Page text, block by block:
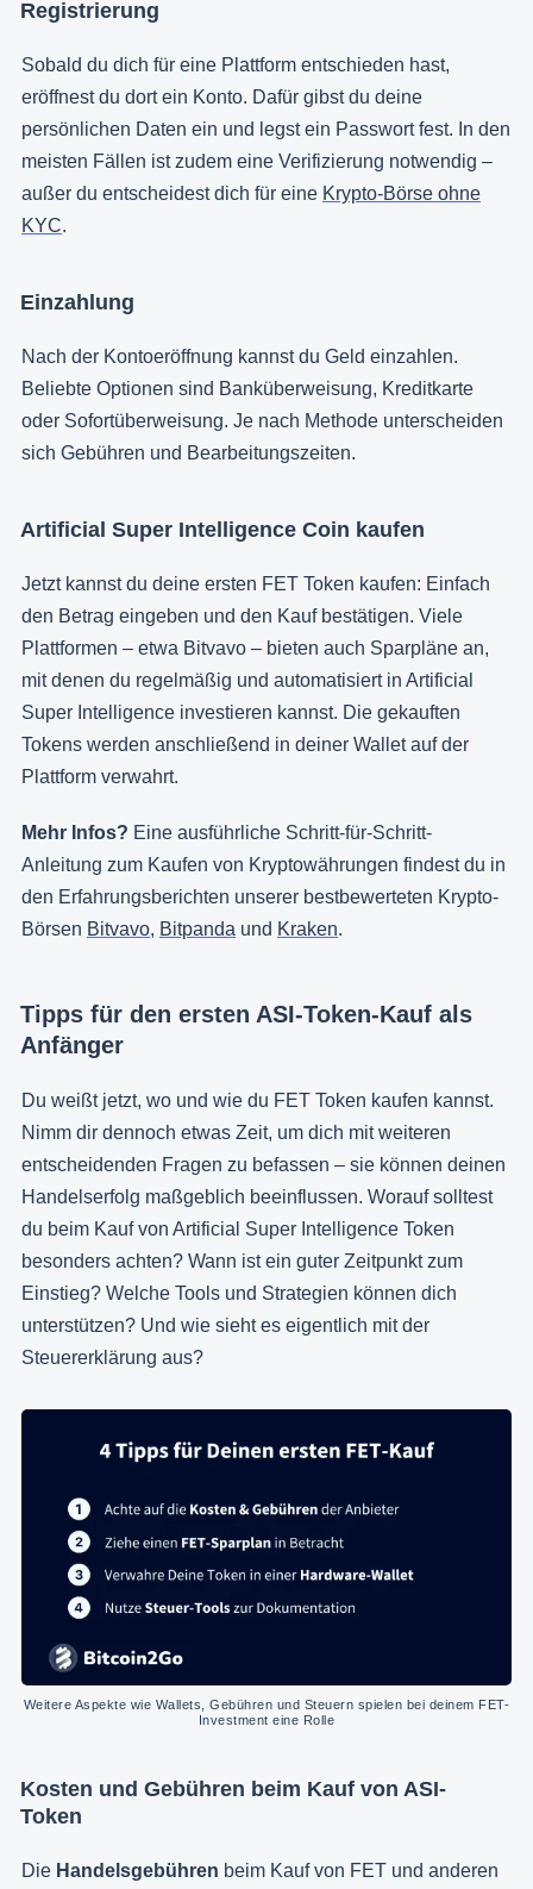
Registrierung
Sobald du dich für eine Plattform entschieden hast,
eröffnest du dort ein Konto. Dafür gibst du deine
persönlichen Daten ein und legst ein Passwort fest. In den
meisten Fällen ist zudem eine Verifizierung notwendig –
außer du entscheidest dich für eine Krypto-Börse ohne
KYC.
Einzahlung
Nach der Kontoeröffnung kannst du Geld einzahlen.
Beliebte Optionen sind Banküberweisung, Kreditkarte
oder Sofortüberweisung. Je nach Methode unterscheiden
sich Gebühren und Bearbeitungszeiten.
Artificial Super Intelligence Coin kaufen
Jetzt kannst du deine ersten FET Token kaufen: Einfach
den Betrag eingeben und den Kauf bestätigen. Viele
Plattformen – etwa Bitvavo – bieten auch Sparpläne an,
mit denen du regelmäßig und automatisiert in Artificial
Super Intelligence investieren kannst. Die gekauften
Tokens werden anschließend in deiner Wallet auf der
Plattform verwahrt.
Mehr Infos? Eine ausführliche Schritt-für-Schritt-
Anleitung zum Kaufen von Kryptowährungen findest du in
den Erfahrungsberichten unserer bestbewerteten Krypto-
Börsen Bitvavo, Bitpanda und Kraken.
Tipps für den ersten ASI-Token-Kauf als
Anfänger
Du weißt jetzt, wo und wie du FET Token kaufen kannst.
Nimm dir dennoch etwas Zeit, um dich mit weiteren
entscheidenden Fragen zu befassen – sie können deinen
Handelserfolg maßgeblich beeinflussen. Worauf solltest
du beim Kauf von Artificial Super Intelligence Token
besonders achten? Wann ist ein guter Zeitpunkt zum
Einstieg? Welche Tools und Strategien können dich
unterstützen? Und wie sieht es eigentlich mit der
Steuererklärung aus?
Weitere Aspekte wie Wallets, Gebühren und Steuern spielen bei deinem FET-
Investment eine Rolle
Kosten und Gebühren beim Kauf von ASI-
Token
Die Handelsgebühren beim Kauf von FET und anderen